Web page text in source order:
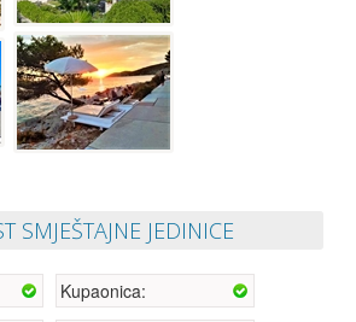
SMJEŠTAJNE JEDINICE
Kupaonica: